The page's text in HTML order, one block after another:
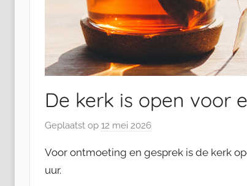
De kerk is open voor
Geplaatst op 12 mei 2026
o
Voor ontmoeting en gesprek is de kerk
uur.